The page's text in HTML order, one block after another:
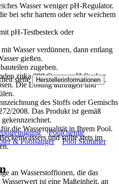
Wasser weniger pH-Regulator.
bei sehr hartem oder sehr weichem
pH-Testbesteck oder
Wasser verdünnen, dann entlang
gießen.
zugeben.
zirka 200 Gramm pH-Senker
Die Lösung auftragen und
des Stoffs oder Gemischs
2008. Das Produkt ist gemäß
die Wasserqualität in Ihrem Pool.
und sollte stets im
an Wasserstoffionen, die das
ist eine Maßeinheit, an
siehe Herstellerinformationen .
Poolchemie
& Poolsauger
Pool Skimmer